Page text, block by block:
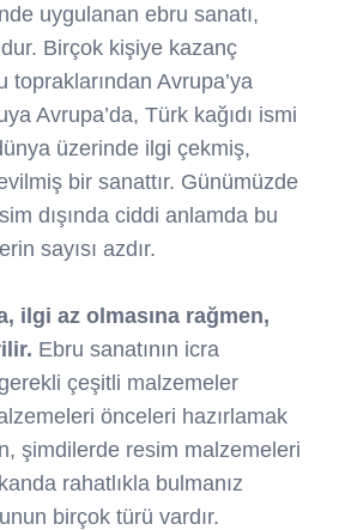
uygulanan ebru sanatı,
Birçok kişiye kazanç
topraklarından Avrupa’ya
Avrupa’da, Türk kağıdı ismi
üzerinde ilgi çekmiş,
bir sanattır. Günümüzde
dışında ciddi anlamda bu
sayısı azdır.
ilgi az olmasına rağmen,
Ebru sanatının icra
çeşitli malzemeler
önceleri hazırlamak
şimdilerde resim malzemeleri
rahatlıkla bulmanız
birçok türü vardır.